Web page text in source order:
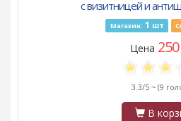
с визитницей и
Магазин: 1 шт
Цена 250
3.3/5 ~ (9
В